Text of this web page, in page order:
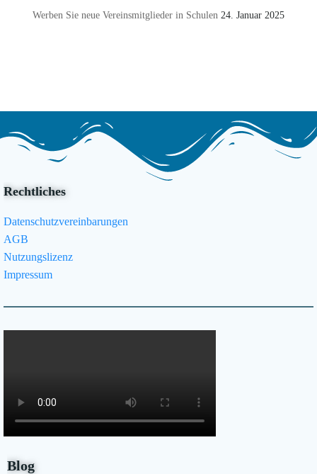
Werben Sie neue Vereinsmitglieder in Schulen 24. Januar 2025
Rechtliches
Datenschutzvereinbarungen
AGB
Nutzungslizenz
Impressum
Blog